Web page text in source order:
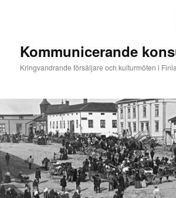
Kommunicerande
Kringvandrande försäljare och kulturmöten i